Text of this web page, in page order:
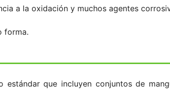
a la oxidación y muchos agentes
forma.
que incluyen conjuntos de